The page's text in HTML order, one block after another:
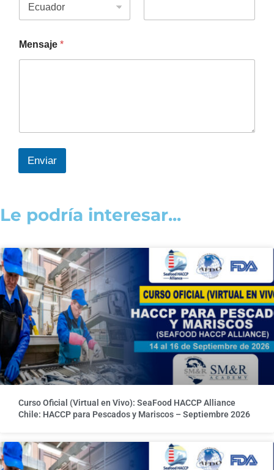
Mensaje *
Enviar
Le podría interesar...
Curso Oficial (Virtual en Vivo): SeaFood HACCP Alliance
Chile: HACCP para Pescados y Mariscos – Septiembre 2026